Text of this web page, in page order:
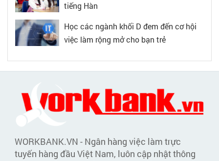
tiếng Hàn
Học các ngành khối D đem đến cơ hội
việc làm rộng mở cho bạn trẻ
WORKBANK.VN - Ngân hàng việc làm trực
tuyến hàng đầu Việt Nam, luôn cập nhật thông